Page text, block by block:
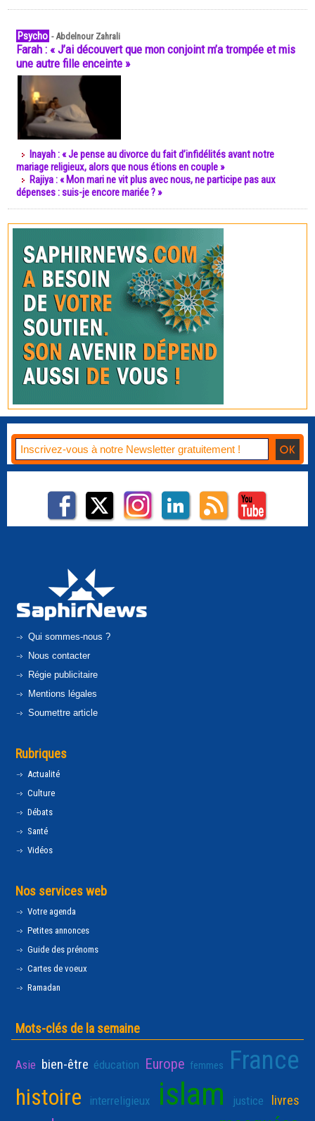
Psycho -Abdelnour Zahrali
Farah : « J’ai découvert que mon conjoint m’a trompée et mis
une autre fille enceinte »
Inayah : « Je pense au divorce du fait d’infidélités avant notre
mariage religieux, alors que nous étions en couple »
Rajiya : « Mon mari ne vit plus avec nous, ne participe pas aux
dépenses : suis-je encore mariée ? »
Qui sommes-nous ?
Nous contacter
Régie publicitaire
Mentions légales
Soumettre article
Rubriques
Actualité
Culture
Débats
Santé
Vidéos
Nos services web
Votre agenda
Petites annonces
Guide des prénoms
Cartes de voeux
Ramadan
Mots-clés de la semaine
Asie bien-être éducation Europe femmes France
histoire interreligieux islam justice livres